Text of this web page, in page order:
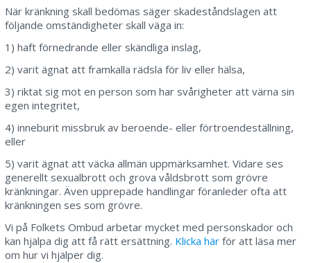
När kränkning skall bedömas säger skadeståndslagen att
följande omständigheter skall väga in:
1) haft förnedrande eller skändliga inslag,
2) varit ägnat att framkalla rädsla för liv eller hälsa,
3) riktat sig mot en person som har svårigheter att värna sin
egen integritet,
4) inneburit missbruk av beroende- eller förtroendeställning,
eller
5) varit ägnat att väcka allmän uppmärksamhet. Vidare ses
generellt sexualbrott och grova våldsbrott som grövre
kränkningar. Även upprepade handlingar föranleder ofta att
kränkningen ses som grövre.
Vi på Folkets Ombud arbetar mycket med personskador och
kan hjälpa dig att få rätt ersättning. Klicka här för att läsa mer
om hur vi hjälper dig.